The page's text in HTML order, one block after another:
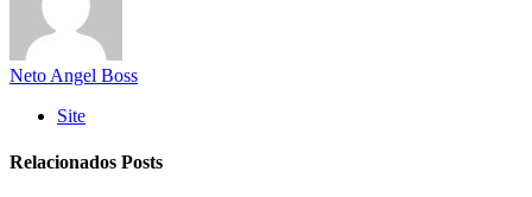
Neto Angel Boss
Site
Relacionados Posts